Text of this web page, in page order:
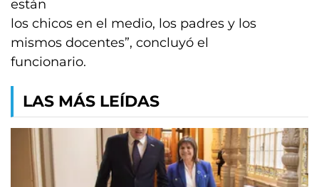
están
los chicos en el medio, los padres y los
mismos docentes”, concluyó el
funcionario.
LAS MÁS LEÍDAS